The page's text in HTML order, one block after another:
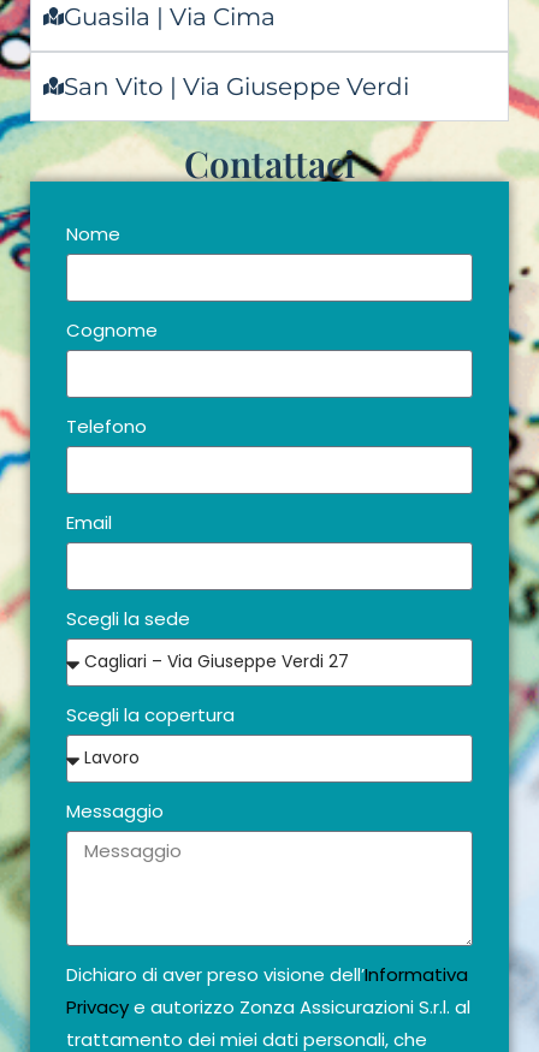
Guasila | Via Cima
San Vito | Via Giuseppe Verdi
Contattaci
Nome
Cognome
Telefono
Email
Scegli la sede
Scegli la copertura
Messaggio
Dichiaro di aver preso visione dell’Informativa
Privacye autorizzo Zonza Assicurazioni S.r.l. al
trattamento dei miei dati personali, che